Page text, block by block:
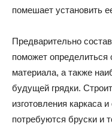
помешает установить
Предварительно
поможет определиться
материала, а также
будущей грядки.
изготовления каркаса
потребуются бруски и